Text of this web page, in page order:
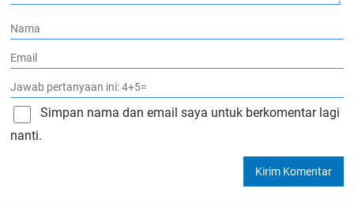
Simpan nama dan email saya untuk berkomentar lagi
nanti.